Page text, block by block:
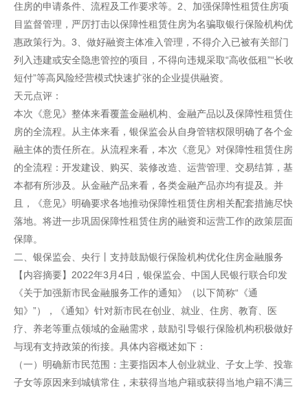
住房的申请条件、流程及工作要求等。2、加强保障性租赁住房项
目监督管理，严厉打击以保障性租赁住房为名骗取银行保险机构优
惠政策行为。3、做好融资主体准入管理，不得介入已被有关部门
列入违建或安全隐患管控的项目，不得向违规采取“高收低租”“长收
短付”等高风险经营模式快速扩张的企业提供融资。
天元点评：
本次《意见》整体来看覆盖金融机构、金融产品以及保障性租赁住
房的全流程。从主体来看，银保监会从自身管辖权限明确了各个金
融主体的责任所在。从流程来看，本次《意见》对保障性租赁住房
的全流程：开发建设、购买、装修改造、运营管理、交易结算，基
本都有所涉及。从金融产品来看，各类金融产品亦均有提及。并
且，《意见》明确要求各地推动保障性租赁住房相关配套措施尽快
落地。将进一步巩固保障性租赁住房的融资和运营工作的政策层面
保障。
二、银保监会、央行丨支持鼓励银行保险机构优化住房金融服务
【内容摘要】2022年3月4日，银保监会、中国人民银行联合印发
《关于加强新市民金融服务工作的通知》（以下简称“《通
知》”），《通知》针对新市民在创业、就业、住房、教育、医
疗、养老等重点领域的金融需求，鼓励引导银行保险机构积极做好
与现有支持政策的衔接。具体内容概述如下：
（一）明确新市民范围：主要指因本人创业就业、子女上学、投靠
子女等原因来到城镇常住，未获得当地户籍或获得当地户籍不满三